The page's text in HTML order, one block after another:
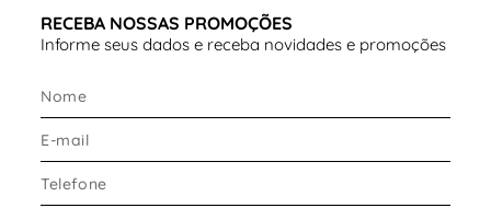
RECEBA NOSSAS PROMOÇÕES
Informe seus dados e receba novidades e promoções